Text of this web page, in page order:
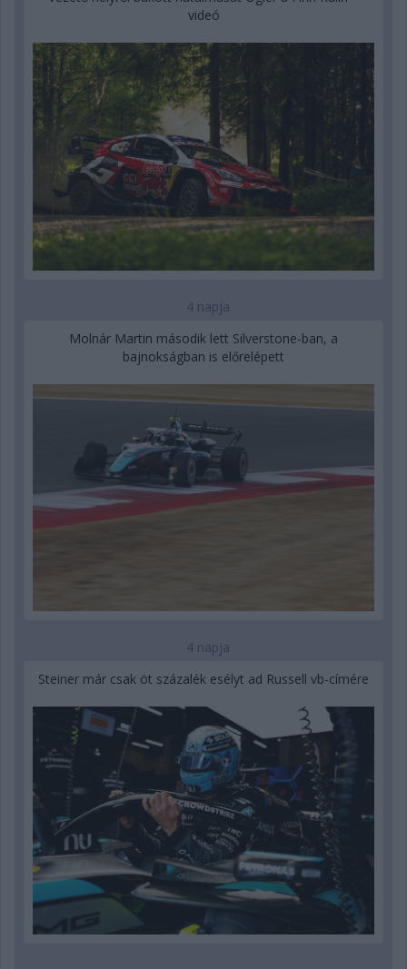
videó
4 napja
Molnár Martin második lett Silverstone-ban, a
bajnokságban is előrelépett
4 napja
Steiner már csak öt százalék esélyt ad Russell vb-címére